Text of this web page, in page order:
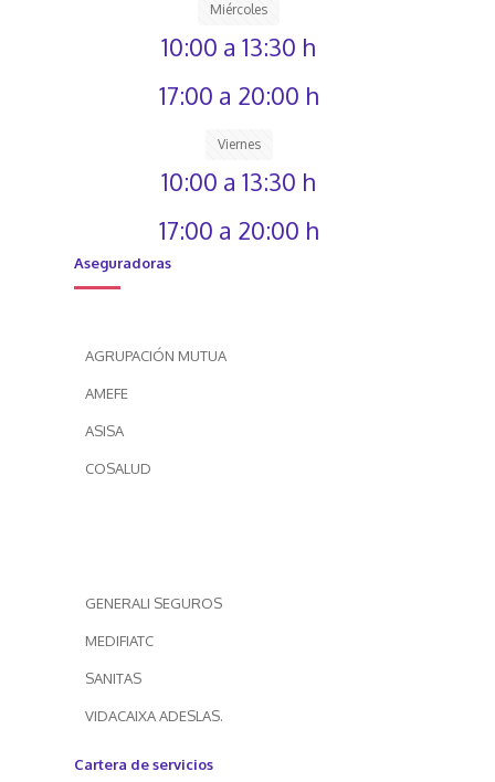
Miércoles
10:00 a 13:30 h
17:00 a 20:00 h
Viernes
10:00 a 13:30 h
17:00 a 20:00 h
Aseguradoras
AGRUPACIÓN MUTUA
AMEFE
ASISA
COSALUD
GENERALI SEGUROS
MEDIFIATC
SANITAS
VIDACAIXA ADESLAS.
Cartera de servicios